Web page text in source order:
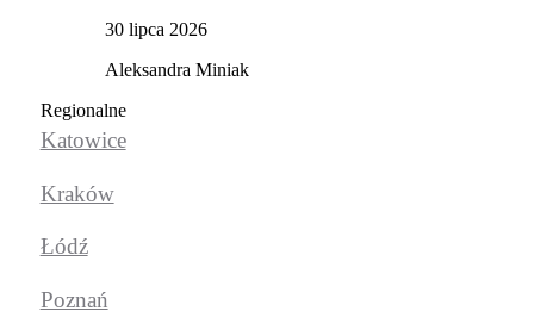
30 lipca 2026
Aleksandra Miniak
Regionalne
Katowice
Kraków
Łódź
Poznań